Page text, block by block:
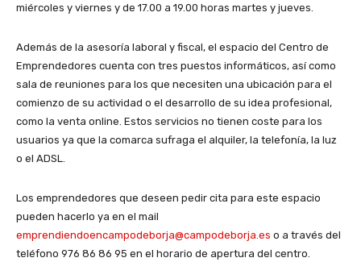
miércoles y viernes y de 17.00 a 19.00 horas martes y jueves.
Además de la asesoría laboral y fiscal, el espacio del Centro de
Emprendedores cuenta con tres puestos informáticos, así como
sala de reuniones para los que necesiten una ubicación para el
comienzo de su actividad o el desarrollo de su idea profesional,
como la venta online. Estos servicios no tienen coste para los
usuarios ya que la comarca sufraga el alquiler, la telefonía, la luz
o el ADSL.
Los emprendedores que deseen pedir cita para este espacio
pueden hacerlo ya en el mail
emprendiendoencampodeborja@campodeborja.es o a través del
teléfono 976 86 86 95 en el horario de apertura del centro.